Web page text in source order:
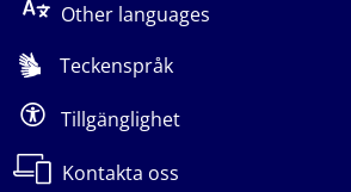
Other languages
Teckenspråk
Tillgänglighet
Kontakta oss